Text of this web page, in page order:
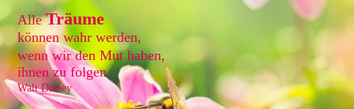
Alle Träume
können wahr werden,
wenn wir den Mut haben,
ihnen zu folgen
Walt Disney